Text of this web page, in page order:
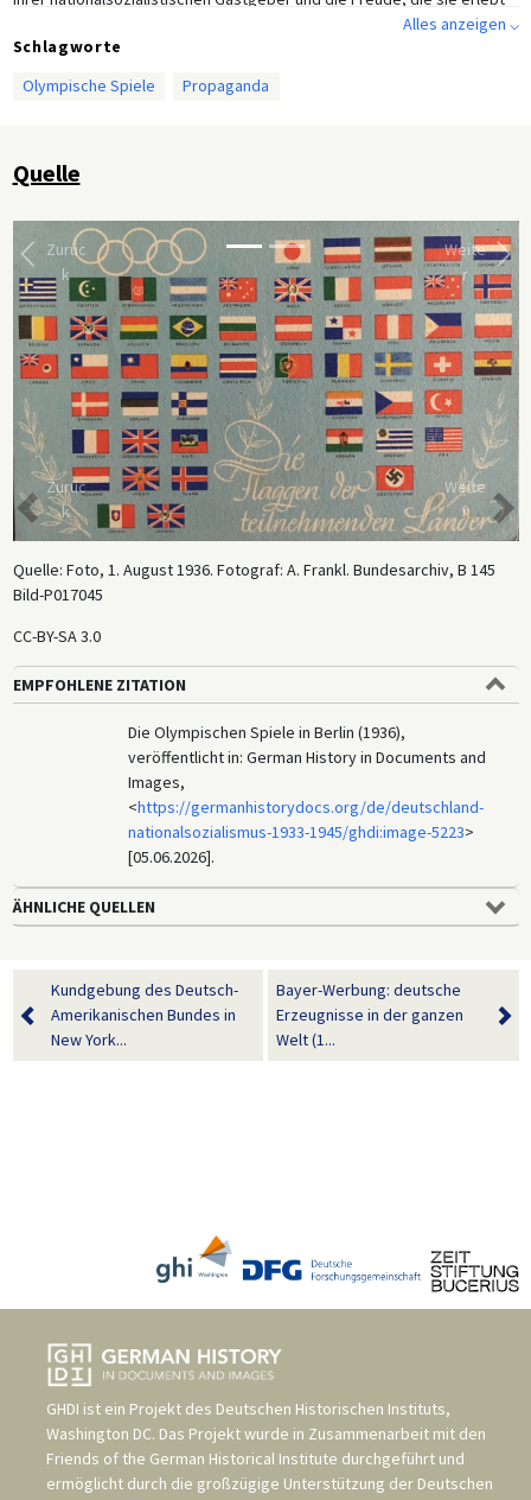
hatten. Die Olympischen Spiele, eine Veranstaltung, welche existiert,
um körperliche Leistungsfähigkeit zu demonstrieren, dienten als
seine Kriegsvorbereitungen vorantrieb.
Alles anzeigen ⌵
Schlagworte
Olympische Spiele
Propaganda
Quelle
Zurüc
k
Weite
r
Zurüc
k
Weite
r
Quelle: Foto, 1. August 1936. Fotograf: A. Frankl. Bundesarchiv, B 145
Bild-P017045
CC-BY-SA 3.0
EMPFOHLENE ZITATION
Die Olympischen Spiele in Berlin (1936),
veröffentlicht in: German History in Documents and
Images,
<https://germanhistorydocs.org/de/deutschland-
nationalsozialismus-1933-1945/ghdi:image-5223>
[05.06.2026].
ÄHNLICHE QUELLEN
Kundgebung des Deutsch-
Amerikanischen Bundes in
New York...
Bayer-Werbung: deutsche
Erzeugnisse in der ganzen
Welt (1...
GHDI ist ein Projekt des Deutschen Historischen Instituts,
Washington DC. Das Projekt wurde in Zusammenarbeit mit den
Friends of the German Historical Institute durchgeführt und
ermöglicht durch die großzügige Unterstützung der Deutschen